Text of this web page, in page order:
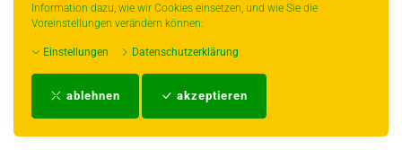
Information dazu, wie wir Cookies einsetzen, und wie Sie die
Voreinstellungen verändern können:
Einstellungen Datenschutzerklärung
ablehnen akzeptieren
Impressum-AGB-Zahlungs- und Versandbedingungen
Biozertifikat
Widerrufsrecht Datenschutzerklärung